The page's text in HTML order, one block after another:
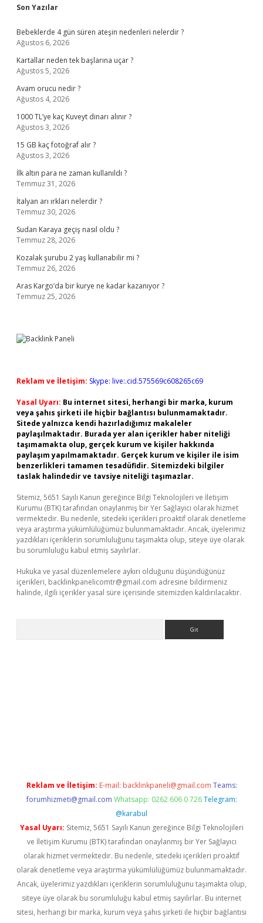
Sidebar
Son Yazılar
Bebeklerde 4 gün süren ateşin nedenleri nelerdir ?
Ağustos 6, 2026
Kartallar neden tek başlarına uçar ?
Ağustos 5, 2026
Avam orucu nedir ?
Ağustos 4, 2026
1000 TL’ye kaç Kuveyt dinarı alınır ?
Ağustos 3, 2026
15 GB kaç fotoğraf alır ?
Ağustos 3, 2026
İlk altın para ne zaman kullanıldı ?
Temmuz 31, 2026
İtalyan arı ırkları nelerdir ?
Temmuz 30, 2026
Sudan Karaya geçiş nasıl oldu ?
Temmuz 28, 2026
Kozalak şurubu 2 yaş kullanabilir mi ?
Temmuz 26, 2026
Aras Kargo’da bir kurye ne kadar kazanıyor ?
Temmuz 25, 2026
Reklam ve İletişim: Skype: live:.cid.575569c608265c69
Yasal Uyarı: Bu internet sitesi, herhangi bir marka, kurum
veya şahıs şirketi ile hiçbir bağlantısı bulunmamaktadır.
Sitede yalnızca kendi hazırladığımız makaleler
paylaşılmaktadır. Burada yer alan içerikler haber niteliği
taşımamakta olup, gerçek kurum ve kişiler hakkında
paylaşım yapılmamaktadır. Gerçek kurum ve kişiler ile isim
benzerlikleri tamamen tesadüfidir. Sitemizdeki bilgiler
taslak halindedir ve tavsiye niteliği taşımazlar.
Sitemiz, 5651 Sayılı Kanun gereğince Bilgi Teknolojileri ve İletişim
Kurumu (BTK) tarafından onaylanmış bir Yer Sağlayıcı olarak hizmet
vermektedir. Bu nedenle, sitedeki içerikleri proaktif olarak denetleme
veya araştırma yükümlülüğümüz bulunmamaktadır. Ancak, üyelerimiz
yazdıkları içeriklerin sorumluluğunu taşımakta olup, siteye üye olarak
bu sorumluluğu kabul etmiş sayılırlar.
Hukuka ve yasal düzenlemelere aykırı olduğunu düşündüğünüz
içerikleri, backlinkpanelicomtr@gmail.com adresine bildirmeniz
halinde, ilgili içerikler yasal süre içerisinde sitemizden kaldırılacaktır.
Reklam ve İletişim: E-mail: backlinkpaneli@gmail.com Teams:
forumhizmeti@gmail.com Whatsapp: 0262 606 0 726 Telegram:
@karabul
Yasal Uyarı: Sitemiz, 5651 Sayılı Kanun gereğince Bilgi Teknolojileri
ve İletişim Kurumu (BTK) tarafından onaylanmış bir Yer Sağlayıcı
olarak hizmet vermektedir. Bu nedenle, sitedeki içerikleri proaktif
olarak denetleme veya araştırma yükümlülüğümüz bulunmamaktadır.
Ancak, üyelerimiz yazdıkları içeriklerin sorumluluğunu taşımakta olup,
siteye üye olarak bu sorumluluğu kabul etmiş sayılırlar. Bu internet
sitesi, herhangi bir marka, kurum veya şahıs şirketi ile hiçbir bağlantısı